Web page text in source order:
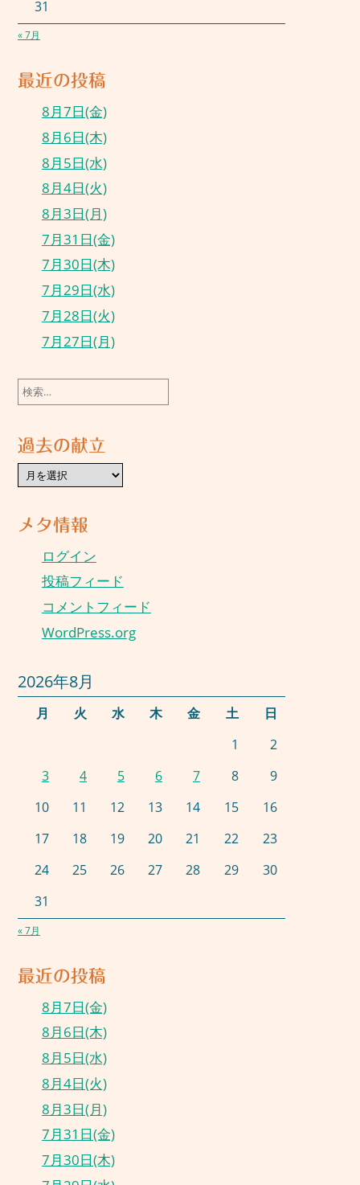
31
« 7月
最近の投稿
8月7日(金)
8月6日(木)
8月5日(水)
8月4日(火)
8月3日(月)
7月31日(金)
7月30日(木)
7月29日(水)
7月28日(火)
7月27日(月)
検
索:
過去の献立
去
立メタ情報
ログイン
投稿フィード
コメントフィード
WordPress.org
2026年8月
月 火 水 木 金 土
日
1
2
3
4 5 6 7 8
9
10
11 12 13 14 15
16
17
18 19 20 21 22
23
24
25 26 27 28 29
30
31
« 7月
最近の投稿
8月7日(金)
8月6日(木)
8月5日(水)
8月4日(火)
8月3日(月)
7月31日(金)
7月30日(木)